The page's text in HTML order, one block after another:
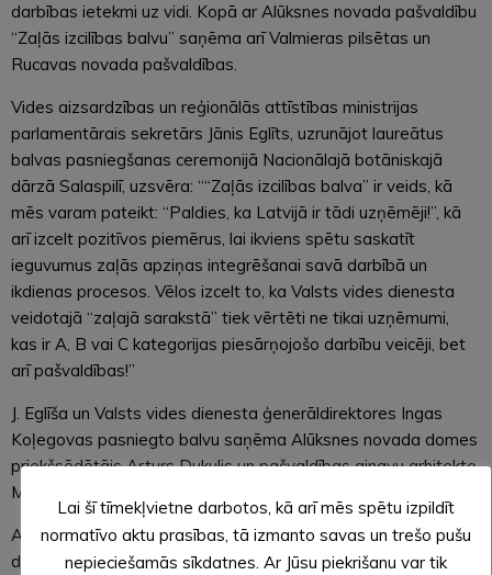
darbības ietekmi uz vidi. Kopā ar Alūksnes novada pašvaldību
“Zaļās izcilības balvu” saņēma arī Valmieras pilsētas un
Rucavas novada pašvaldības.
Vides aizsardzības un reģionālās attīstības ministrijas
parlamentārais sekretārs Jānis Eglīts, uzrunājot laureātus
balvas pasniegšanas ceremonijā Nacionālajā botāniskajā
dārzā Salaspilī, uzsvēra: ““Zaļās izcilības balva” ir veids, kā
mēs varam pateikt: “Paldies, ka Latvijā ir tādi uzņēmēji!”, kā
arī izcelt pozitīvos piemērus, lai ikviens spētu saskatīt
ieguvumus zaļās apziņas integrēšanai savā darbībā un
ikdienas procesos. Vēlos izcelt to, ka Valsts vides dienesta
veidotajā “zaļajā sarakstā” tiek vērtēti ne tikai uzņēmumi,
kas ir A, B vai C kategorijas piesārņojošo darbību veicēji, bet
arī pašvaldības!”
J. Eglīša un Valsts vides dienesta ģenerāldirektores Ingas
Koļegovas pasniegto balvu saņēma Alūksnes novada domes
priekšsēdētājs Arturs Dukulis un pašvaldības ainavu arhitekte
Madara Sildega-Mieriņa.
Apbalvojumam Alūksnes novada pašvaldību izvirzījusi
dienesta Madonas reģionālā vides pārvalde. Apbalvošanas
Lai šī tīmekļvietne darbotos, kā arī mēs spētu izpildīt
normatīvo aktu prasības, tā izmanto savas un trešo pušu
nepieciešamās sīkdatnes. Ar Jūsu piekrišanu var tik